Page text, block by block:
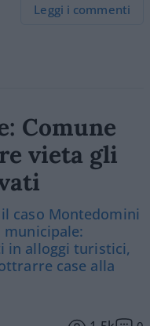
Leggi i commenti
Comune
vieta gli
caso Montedomini
in alloggi turistici,
case alla